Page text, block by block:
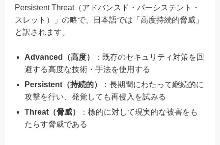
Persistent Threat（アドバンスド・パーシステント・
スレット）」の略で、日本語では「高度持続的脅威」
と訳されます。
Advanced（高度）
：既存のセキュリティ対策を回
避する高度な技術・手法を使用する
Persistent（持続的）
：長期間にわたって継続的に
攻撃を行い、発覚しても再侵入を試みる
Threat（脅威）
：標的に対して現実的な被害をも
たらす脅威である